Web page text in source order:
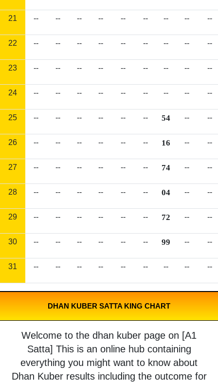
21 -- -- -- -- -- -- -- -- --
22 -- -- -- -- -- -- -- -- --
23 -- -- -- -- -- -- -- -- --
24 -- -- -- -- -- -- -- -- --
25 -- -- -- -- -- -- 54 -- --
26 -- -- -- -- -- -- 16 -- --
27 -- -- -- -- -- -- 74 -- --
28 -- -- -- -- -- -- 04 -- --
29 -- -- -- -- -- -- 72 -- --
30 -- -- -- -- -- -- 99 -- --
31 -- -- -- -- -- -- -- -- --
DHAN KUBER SATTA KING CHART
Welcome to the dhan kuber page on [A1
Satta] This is an online hub containing
everything you might want to know about
Dhan Kuber results including the outcome for